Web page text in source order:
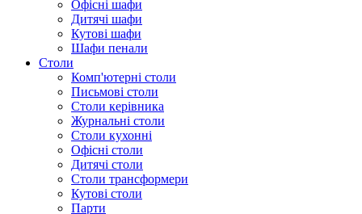
Офісні шафи
Дитячі шафи
Кутові шафи
Шафи пенали
Столи
Комп'ютерні столи
Письмові столи
Столи керівника
Журнальні столи
Столи кухонні
Офісні столи
Дитячі столи
Cтоли трансформери
Кутові столи
Парти